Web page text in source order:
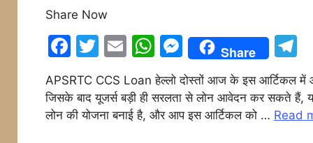
Share Now
F
a
c
e
T
w
itt
er
E
ai
l
W
h
at
s
M
e
s
s
Share
T
el
e
APSRTC CCS Loan हेल्लो दोस्तों आज के इस आर्टिकल में
जिसके बाद यूजर्स बड़ी ही सरलता से लोन आवेदन कर सकते हैं,
लोन की योजना बनाई है, और आप इस आर्टिकल को … Read